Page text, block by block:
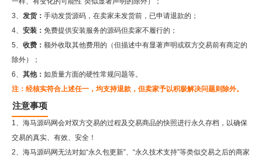
3、 发货： 手动发货源码，在卖家未发货前，已申请退款的；
4、 安装： 免费提供安装服务的源码但卖家不履行的；
5、 收费： 额外收取其他费用的（但描述中有显著声明或双方交易前有商定的
除外）；
6、 其他： 如质量方面的硬性常规问题等。
注：经核实符合上述任一，均支持退款，但卖家予以积极解决问题则除外。
注意事项
1、海马源码网会对双方交易的过程及交易商品的快照进行永久存档，以确保
交易的真实、有效、安全！
2、 海马源码网无法对如“永久包更新”、“永久技术支持”等类似交易之后的商家